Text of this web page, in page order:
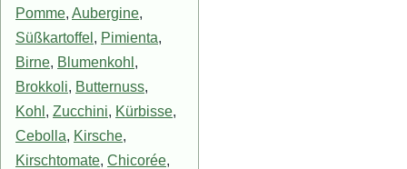
Pomme, Aubergine,
Süßkartoffel , Pimienta,
Birne, Blumenkohl ,
Brokkoli, Butternuss,
Kohl , Zucchini, Kürbisse,
Cebolla, Kirsche,
Kirschtomate, Chicorée,